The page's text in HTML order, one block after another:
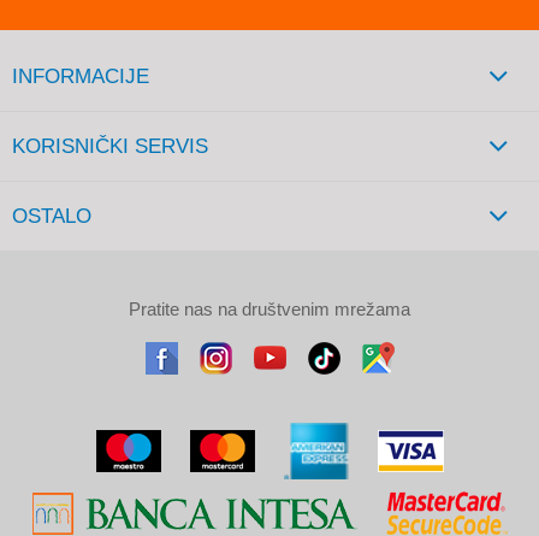
INFORMACIJE
KORISNIČKI SERVIS
OSTALO
Pratite nas na društvenim mrežama